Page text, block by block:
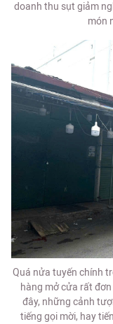
doanh thu sụt giảm
món
Quá nửa tuyến chính
hàng mở cửa rất
đây, những cảnh
tiếng gọi mời, hay